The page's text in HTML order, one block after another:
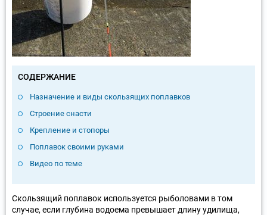
СОДЕРЖАНИЕ
Назначение и виды скользящих поплавков
Строение снасти
Крепление и стопоры
Поплавок своими руками
Видео по теме
Скользящий поплавок используется рыболовами в том
случае, если глубина водоема превышает длину удилища,